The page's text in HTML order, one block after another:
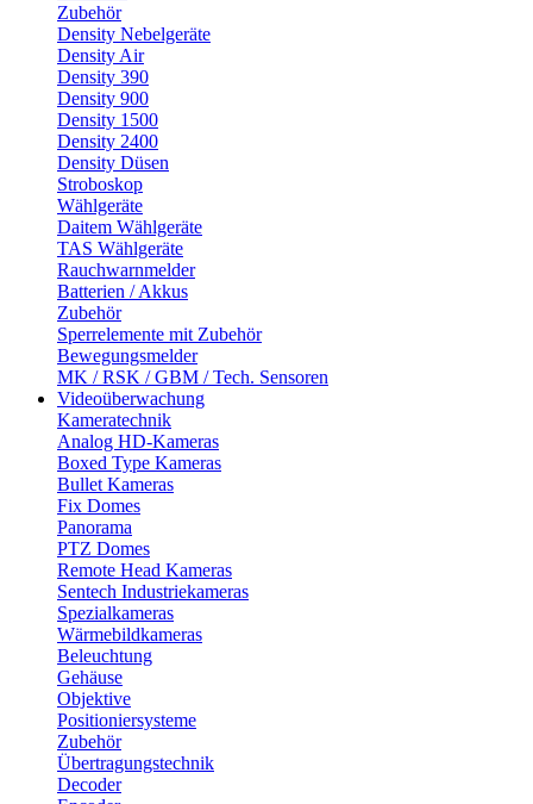
Zubehör
Density Nebelgeräte
Density Air
Density 390
Density 900
Density 1500
Density 2400
Density Düsen
Stroboskop
Wählgeräte
Daitem Wählgeräte
TAS Wählgeräte
Rauchwarnmelder
Batterien / Akkus
Zubehör
Sperrelemente mit Zubehör
Bewegungsmelder
MK / RSK / GBM / Tech. Sensoren
Videoüberwachung
Kameratechnik
Analog HD-Kameras
Boxed Type Kameras
Bullet Kameras
Fix Domes
Panorama
PTZ Domes
Remote Head Kameras
Sentech Industriekameras
Spezialkameras
Wärmebildkameras
Beleuchtung
Gehäuse
Objektive
Positioniersysteme
Zubehör
Übertragungstechnik
Decoder